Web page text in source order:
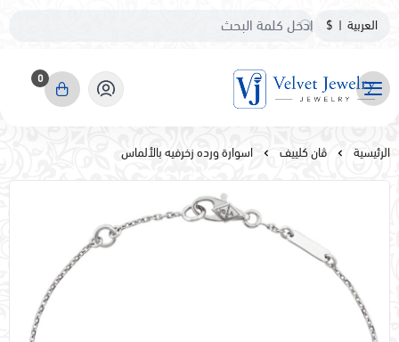
العربية |
$
مجوهرات مخمليه
0
الرئيسية ڤان كلييف اسوارة ورده زخرفيه بالألماس